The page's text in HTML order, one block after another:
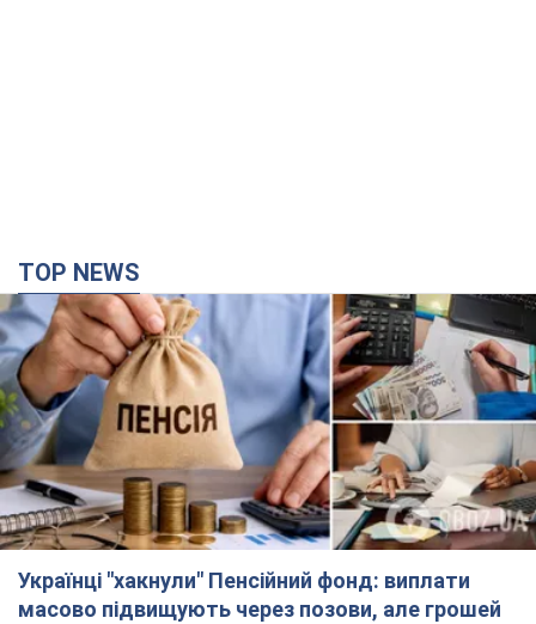
TOP NEWS
Українці "хакнули" Пенсійний фонд: виплати
масово підвищують через позови, але грошей